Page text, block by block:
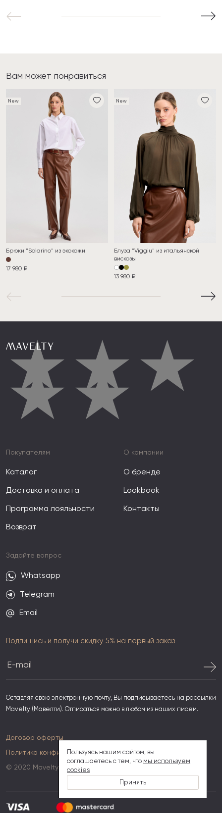
Вам может понравиться
Брюки "Solarino" из экокожи
17 980 ₽
Блуза "Viggiu" из итальянской
вискозы
13 980 ₽
★★★
★★
Подпишись и получи скидку 5% на первый заказ
Оставляя свою электронную почту, Вы подписываетесь на рассылки
Mavelty (Мавелти). Отписаться можно в любом из наших писем.
Покупателям
Каталог
Доставка и оплата
Программа лояльности
Возврат
О компании
О бренде
Lookbook
Контакты
Задайте вопрос
Whatsapp
Telegram
Email
Договор оферты
Политика конфиденциальности
© 2020 Mavelty
Пользуясь нашим сайтом, вы
соглашаетесь с тем, что мы используем
cookies
Принять